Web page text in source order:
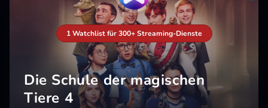
Hinzufügen
1 Watchlist für 300+ Streaming-Dienste
Die Schule der magischen
Tiere 4